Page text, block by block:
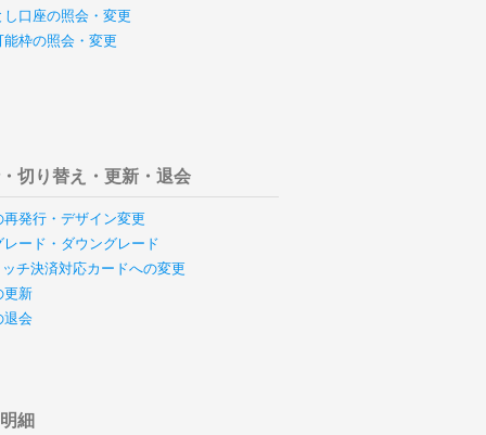
し口座の照会・変更
能枠の照会・変更
切り替え・更新・退会
再発行・デザイン変更
レード・ダウングレード
チ決済対応カードへの変更
更新
退会
細